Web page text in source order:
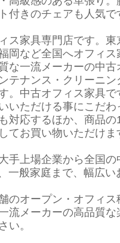
付きのチェアも人気で
ス家具専門店です。東
岡など全国へオフィス
な一流メーカーの中古
テナンス・クリーニ
。中古オフィス家具で
いただける事にこだ
対応するほか、商品の
てお買い物いただけま
手上場企業から全国の
一般家庭まで、幅広い
のオープン・オフィス
流メーカーの高品質
い。